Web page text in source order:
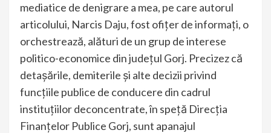
mediatice de denigrare a mea, pe care autorul
articolului, Narcis Daju, fost ofițer de informați, o
orchestrează, alături de un grup de interese
politico-economice din județul Gorj. Precizez că
detașările, demiterile și alte decizii privind
funcțiile publice de conducere din cadrul
instituțiilor deconcentrate, în speță Direcția
Finanțelor Publice Gorj, sunt apanajul